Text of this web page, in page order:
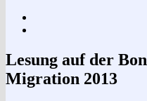
Lesung auf der
Migration 2013